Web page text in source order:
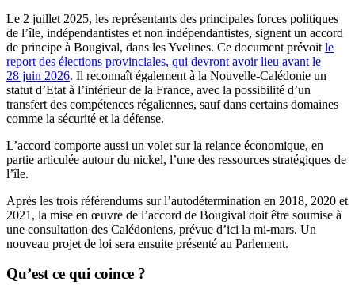
Le 2 juillet 2025, les représentants des principales forces politiques
de l’île, indépendantistes et non indépendantistes, signent un accord
de principe à Bougival, dans les Yvelines. Ce document prévoit le
report des élections provinciales, qui devront avoir lieu avant le
28 juin 2026. Il reconnaît également à la Nouvelle-Calédonie un
statut d’Etat à l’intérieur de la France, avec la possibilité d’un
transfert des compétences régaliennes, sauf dans certains domaines
comme la sécurité et la défense.
L’accord comporte aussi un volet sur la relance économique, en
partie articulée autour du nickel, l’une des ressources stratégiques de
l’île.
Après les trois référendums sur l’autodétermination en 2018, 2020 et
2021, la mise en œuvre de l’accord de Bougival doit être soumise à
une consultation des Calédoniens, prévue d’ici la mi-mars. Un
nouveau projet de loi sera ensuite présenté au Parlement.
Qu’est ce qui coince ?